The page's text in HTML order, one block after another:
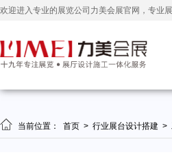
欢迎进入专业的展览公司力美会展官网，专业
 当前位置： 首页 > 行业展台设计搭建 >